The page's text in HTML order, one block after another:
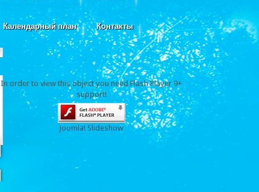
Календарный план Контакты
In order to view this object you need Flash Player 9+
support!
Joomla! Slideshow